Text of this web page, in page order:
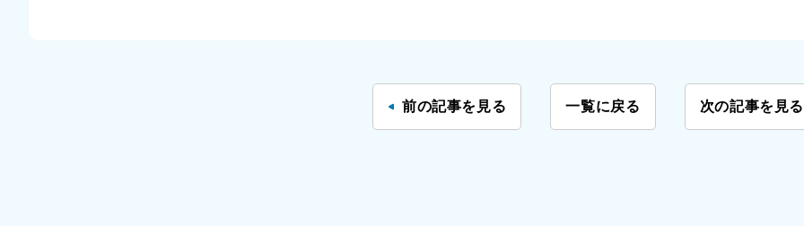
前の記事を見る 一覧に戻る 次の記事を見る